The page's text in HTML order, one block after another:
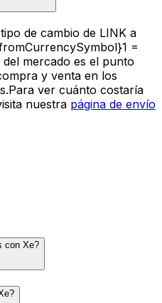
de cambio de LINK a
=
del mercado es el punto
y venta en los
ver cuánto costaría
nuestra página de envío
con Xe?